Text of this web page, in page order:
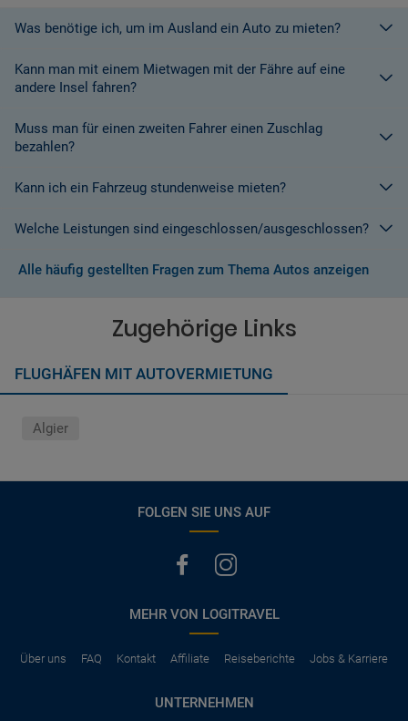
Was benötige ich, um im Ausland ein Auto zu mieten?
Mit einem europäischen Führerschein ist es kein Problem ein
Fahrzeug zu mieten. In Europa und bei den meisten
Kann man mit einem Mietwagen mit der Fähre auf eine
andere Insel fahren?
Die meisten Fahrzeugvermieter erlauben aus Gründen des
Versicherungsschutzes an Bord eines Schiffes nicht, dass ihre
Informationen finden Sie in den Bedingungen des Vermieters.
Muss man für einen zweiten Fahrer einen Zuschlag
bezahlen?
Ja. Für jeden zusätzlichen Fahrer muss am Zielort ein Zuschlag
Sonderangebot informiert, bei dem ein zusätzlicher Fahrer
Kann ich ein Fahrzeug stundenweise mieten?
Derzeit ist der Mindestzeitraum für eine Autoanmietung 24
Welche Leistungen sind eingeschlossen/ausgeschlossen?
Normalerweise werden Ihnen in den AGB's die Leistungen beim
(Normalerweise mit SB)
ausgeschlossen
Vollkasko Versicherung
Parkhäuser, Maut, Steuern, Strafzettel
Alle häufig gestellten Fragen zum Thema Autos anzeigen
Zugehörige Links
FLUGHÄFEN MIT AUTOVERMIETUNG
Algier
FOLGEN SIE UNS AUF
MEHR VON LOGITRAVEL
Über uns FAQ Kontakt Affiliate Reiseberichte Jobs & Karriere
UNTERNEHMEN